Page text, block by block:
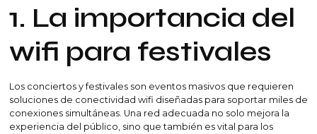
1. La importancia del
wifi para festivales
Los conciertos y festivales son eventos masivos que requieren
soluciones de conectividad wifi diseñadas para soportar miles de
conexiones simultáneas. Una red adecuada no solo mejora la
experiencia del público, sino que también es vital para los